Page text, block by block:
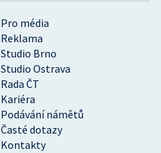
Pro média
Reklama
Studio Brno
Studio Ostrava
Rada ČT
Kariéra
Podávání námětů
Časté dotazy
Kontakty